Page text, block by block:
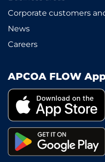
Corporate customers
News
Careers
APCOA FLOW